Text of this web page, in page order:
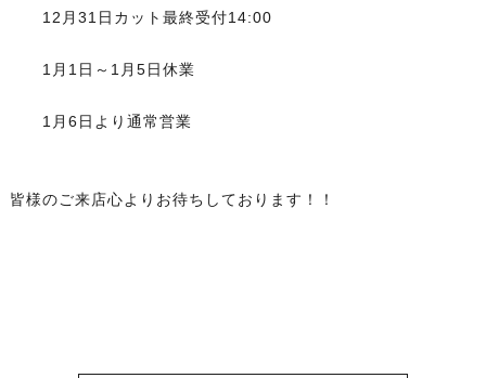
12月31日カット最終受付14:00
1月1日～1月5日休業
1月6日より通常営業
皆様のご来店心よりお待ちしております！！